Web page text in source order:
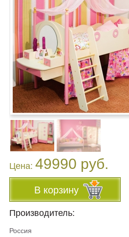
Цена: 49990 руб.
В корзину
Производитель:
Россия